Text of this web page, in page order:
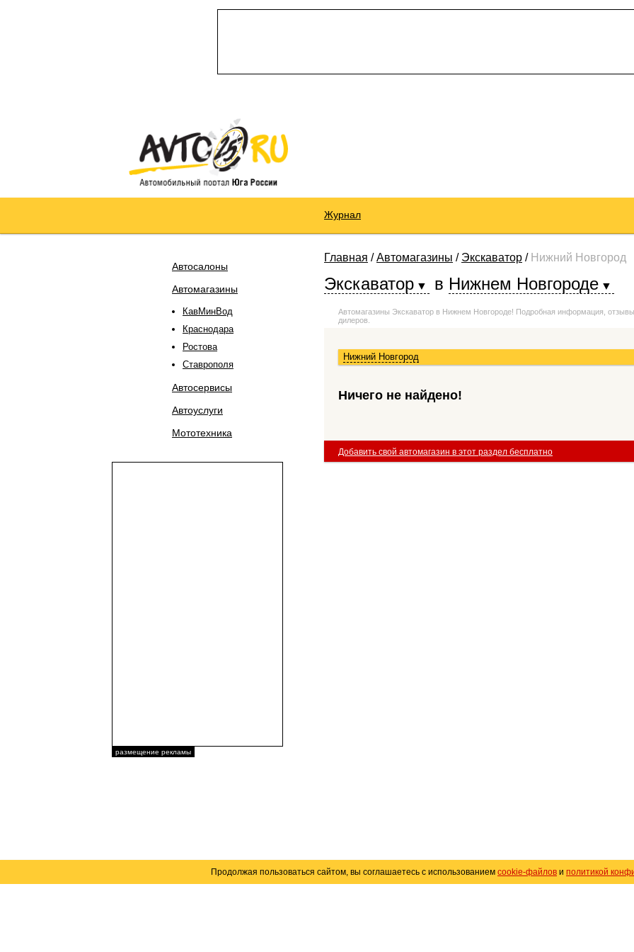
Журнал
Автосалоны
Автомагазины
КавМинВод
Краснодара
Ростова
Ставрополя
Автосервисы
Автоуслуги
Мототехника
размещение рекламы
Главная /Автомагазины / Экскаватор / Нижний Новгород
Экскаватор в Нижнем Новгороде
Автомагазины Экскаватор в Нижнем Новгороде! Подробная информация,
дилеров.
Нижний Новгород
Ничего не найдено!
Добавить свой автомагазин в этот раздел бесплатно
Продолжая пользоваться сайтом, вы соглашаетесь с использованием cookie-файлов и политикой